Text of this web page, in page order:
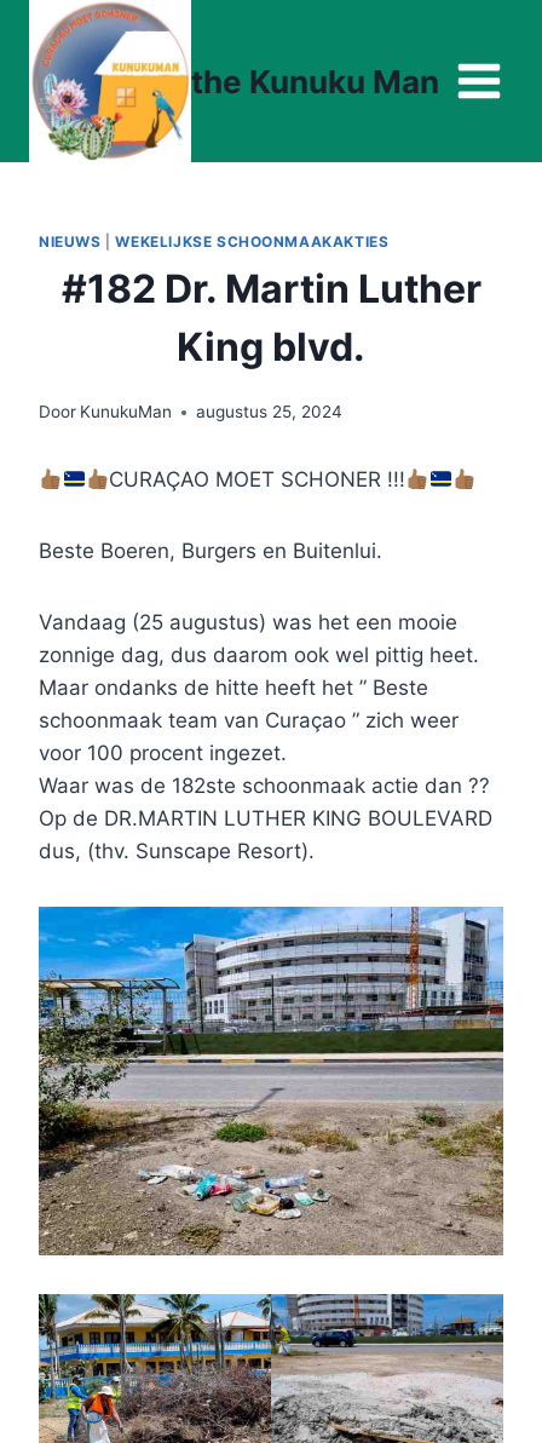
Doorgaan
naar
inhoud
the Kunuku Man
NIEUWS |WEKELIJKSE SCHOONMAAKAKTIES
#182 Dr. Martin Luther
King blvd.
Door KunukuMan augustus 25, 2024
CURAÇAO MOET SCHONER !!!
Beste Boeren, Burgers en Buitenlui.
Vandaag (25 augustus) was het een mooie
zonnige dag, dus daarom ook wel pittig heet.
Maar ondanks de hitte heeft het ” Beste
schoonmaak team van Curaçao ” zich weer
voor 100 procent ingezet.
Waar was de 182ste schoonmaak actie dan ??
Op de DR.MARTIN LUTHER KING BOULEVARD
dus, (thv. Sunscape Resort).